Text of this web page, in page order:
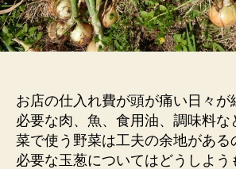
庭
へ
の
お店の仕入れ費が頭が痛い日々が
必要な肉、魚、食用油、調味料な
菜で使う野菜は工夫の余地がある
必要な玉葱についてはどうしよう